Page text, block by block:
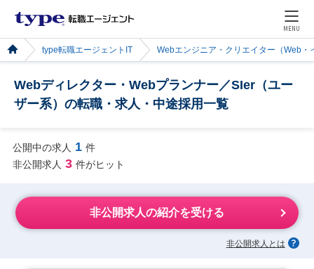
MENU
type転職エージェントIT Webエンジニア・クリエイター（Web・
Webディレクター・Webプランナー／SIer（ユー
ザー系）の転職・求人・中途採用一覧
公開中の求人 1 件
非公開求人 3 件がヒット
非公開求人の紹介を受ける
非公開求人とは